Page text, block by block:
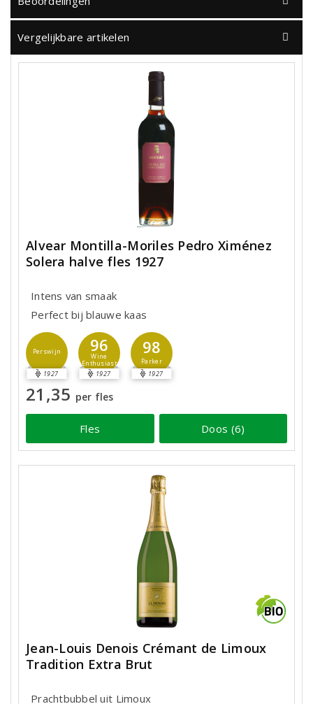
Vergelijkbare artikelen
Alvear Montilla-Moriles Pedro Ximénez
Solera halve fles 1927
Intens van smaak
Perfect bij blauwe kaas
Perswijn
1927
96
Wine
Enthusiast
1927
98
Parker
1927
21,35 per fles
Fles Doos (6)
Jean-Louis Denois Crémant de Limoux
Tradition Extra Brut
Prachtbubbel uit Limoux